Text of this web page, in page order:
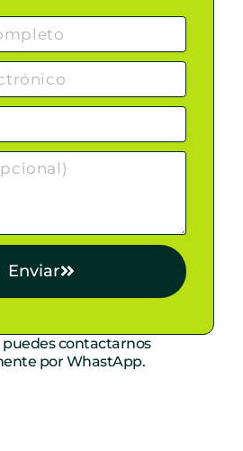
Enviar
contactarnos
por WhastApp.